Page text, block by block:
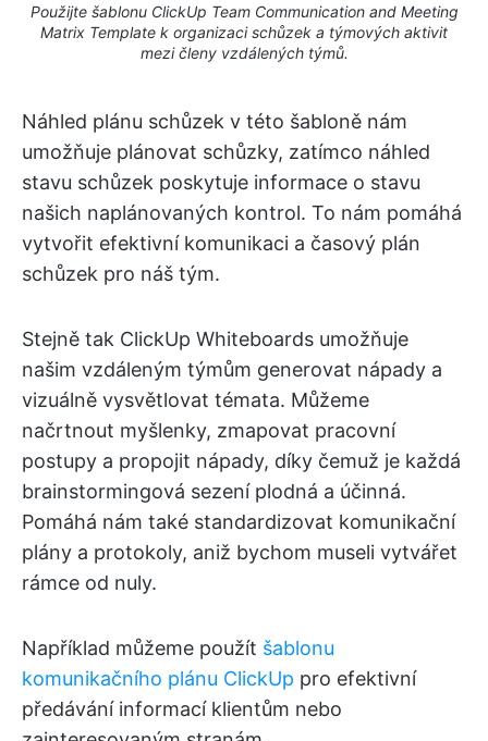
Použijte šablonu ClickUp Team Communication and Meeting
Matrix Template k organizaci schůzek a týmových aktivit
mezi členy vzdálených týmů.
Náhled plánu schůzek v této šabloně nám
umožňuje plánovat schůzky, zatímco náhled
stavu schůzek poskytuje informace o stavu
našich naplánovaných kontrol. To nám pomáhá
vytvořit efektivní komunikaci a časový plán
schůzek pro náš tým.
Stejně tak ClickUp Whiteboards umožňuje
našim vzdáleným týmům generovat nápady a
vizuálně vysvětlovat témata. Můžeme
načrtnout myšlenky, zmapovat pracovní
postupy a propojit nápady, díky čemuž je každá
brainstormingová sezení plodná a účinná.
Pomáhá nám také standardizovat komunikační
plány a protokoly, aniž bychom museli vytvářet
rámce od nuly.
Například můžeme použít šablonu
komunikačního plánu ClickUp pro efektivní
předávání informací klientům nebo